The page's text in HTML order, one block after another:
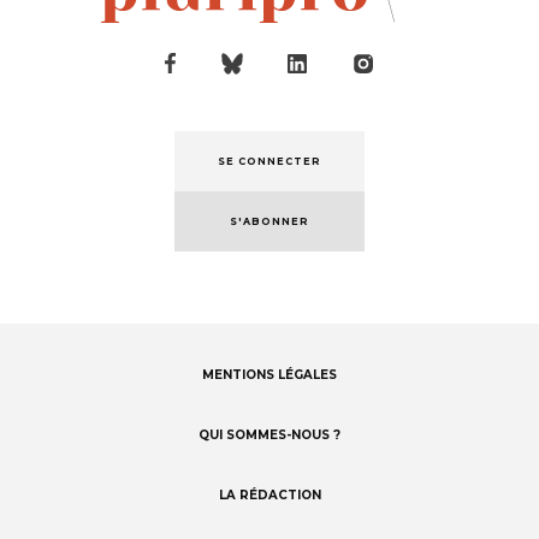
SE CONNECTER
S'ABONNER
MENTIONS LÉGALES
QUI SOMMES-NOUS ?
LA RÉDACTION